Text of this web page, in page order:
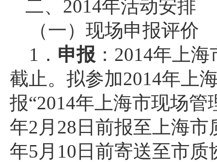
二、 2014年活动安排
（一）现场申报评价
1 ． 申报 ： 2014年上海
截止。拟参加2014年上
报“2014年上海市现场管
年2 月 28 日前报至上海
年5 月 10 日前寄送至市质